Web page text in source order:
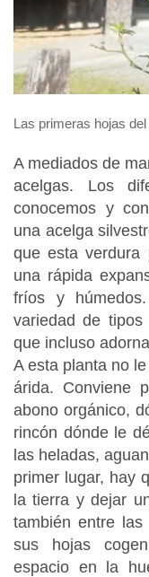
Las primeras hojas
A mediados de
acelgas. Los
conocemos y
una acelga
que esta verdura
una rápida
fríos y
variedad de
que incluso
A esta planta no
árida. Conviene
abono orgánico,
rincón dónde le
las heladas,
primer lugar, hay
la tierra y dejar
también entre
sus hojas
espacio en la